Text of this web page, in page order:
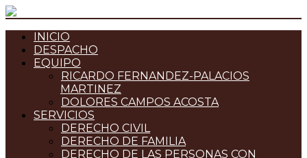
INICIO
DESPACHO
EQUIPO
RICARDO FERNANDEZ-PALACIOS
MARTINEZ
DOLORES CAMPOS ACOSTA
SERVICIOS
DERECHO CIVIL
DERECHO DE FAMILIA
DERECHO DE LAS PERSONAS CON